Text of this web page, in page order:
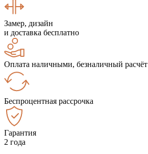
Замер, дизайн
и доставка бесплатно
Оплата наличными, безналичный расчёт
Беспроцентная рассрочка
Гарантия
2 года